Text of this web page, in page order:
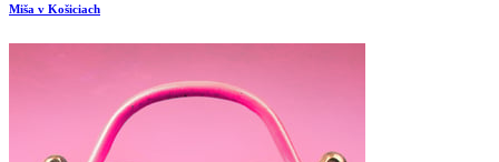
Miša v Košiciach